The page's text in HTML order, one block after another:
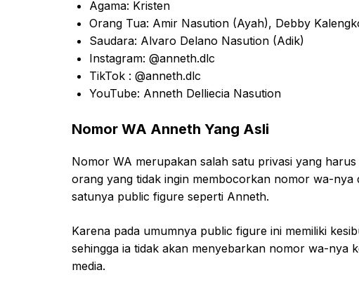
Agama: Kristen
Orang Tua: Amir Nasution (Ayah), Debby
Saudara: Alvaro Delano Nasution (Adik)
Instagram: @anneth.dlc
TikTok : @anneth.dlc
YouTube: Anneth Delliecia Nasution
Nomor WA Anneth Yang Asli
Nomor WA merupakan salah satu privasi yang
orang yang tidak ingin membocorkan nomor wa-nya
satunya public figure seperti Anneth.
Karena pada umumnya public figure ini memiliki
sehingga ia tidak akan menyebarkan nomor wa-nya
media.